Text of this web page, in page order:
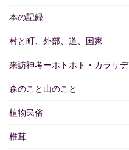
本の記録
村と町、外部、道、国家
来訪神考ーホトホト・カラサデ
森のこと山のこと
植物民俗
椎茸